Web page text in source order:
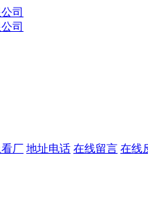
厂 地址电话 在线留言 在线